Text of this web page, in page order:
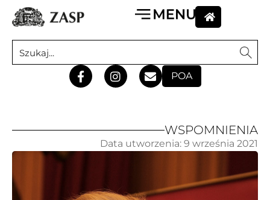
POA
WSPOMNIENIA
Data utworzenia: 9 września 2021